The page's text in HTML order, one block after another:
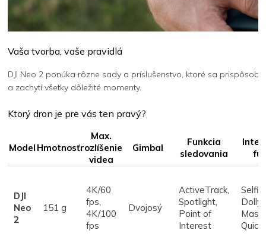
Vaša tvorba, vaše pravidlá
DJI Neo 2 ponúka rôzne sady a príslušenstvo, ktoré sa
a zachytí všetky dôležité momenty.
Ktorý dron je pre vás ten pravý?
Model Hmotnosť
Max.
rozlíšenie
videa
Gimbal
Funkcia
sledovania
DJI
Neo
2
151 g
4K/60
fps,
4K/100
fps
Dvojosý
ActiveTrack,
Spotlight,
Point of
Interest
Dolly